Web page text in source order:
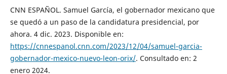
CNN ESPAÑOL. Samuel García, el gobernador mexicano que
se quedó a un paso de la candidatura presidencial, por
ahora. 4 dic. 2023. Disponible en:
https://cnnespanol.cnn.com/2023/12/04/samuel-garcia-
gobernador-mexico-nuevo-leon-orix/. Consultado en: 2
enero 2024.